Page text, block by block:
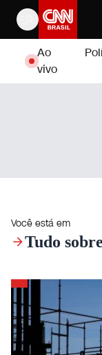
Pular para o
Ao
vivo
Você está em
Tudo sobre